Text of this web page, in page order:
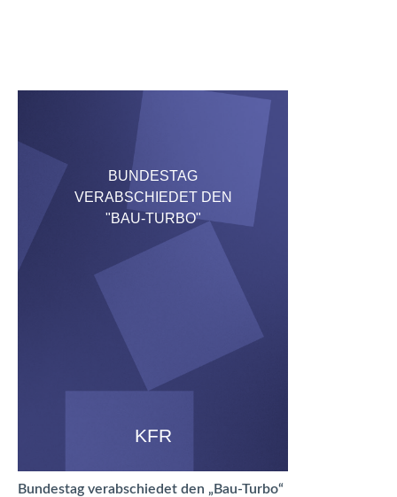
BUNDESTAG
VERABSCHIEDET DEN
"BAU-TURBO"
KFR
Bundestag verabschiedet den „Bau-Turbo“